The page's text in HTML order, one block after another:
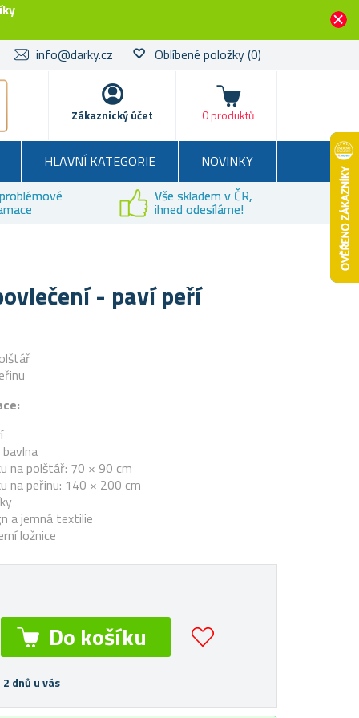
info@darky.cz Oblíbené položky(0)
Zákaznický účet
Košík
0 produktů
HLAVNÍ KATEGORIE
NOVINKY
Vše skladem v ČR,
ihned odesíláme!
- paví peří
na polštář: 70 × 90 cm
na peřinu: 140 × 200 cm
a jemná textilie
ložnice
dnů u vás